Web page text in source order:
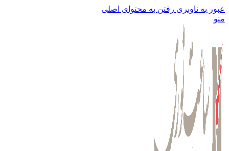
عبور به ناوبری رفتن به محتوای اصلی
منو